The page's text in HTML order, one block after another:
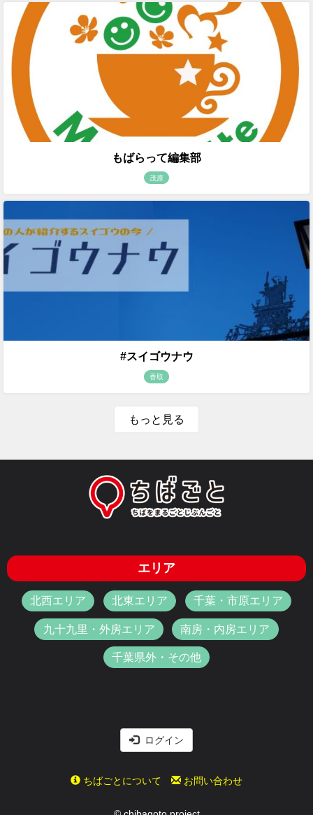
もばらって編集部
茂原
#スイゴウナウ
香取
もっと見る
エリア
北西エリア 北東エリア 千葉・市原エリア
九十九里・外房エリア 南房・内房エリア
千葉県外・その他
ログイン
ちばごとについて お問い合わせ